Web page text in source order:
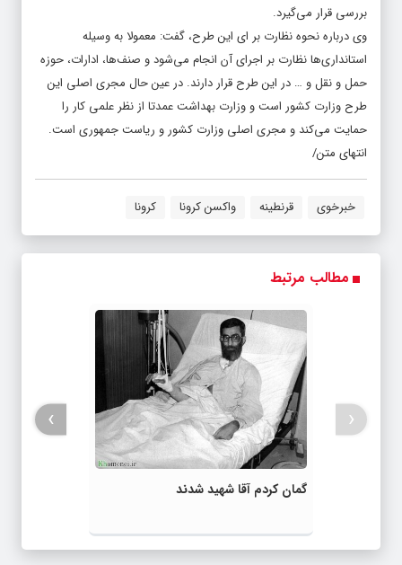
بررسی قرار می‌گیرد.
وی درباره نحوه نظارت بر ای این طرح، گفت: معمولا به وسیله
استانداری‌ها نظارت بر اجرای آن انجام می‌شود و صنف‌ها، ادارات، حوزه
حمل و نقل و … در این طرح قرار دارند. در عین حال مجری اصلی این
طرح وزارت کشور است و وزارت بهداشت عمدتا از نظر علمی کار را
حمایت می‌کند و مجری اصلی وزارت کشور و ریاست جمهوری است.
انتهای متن/
خبرخوی قرنطینه واکسن کرونا کرونا
مطالب مرتبط
گمان کردم آقا شهید شدند
‹
›